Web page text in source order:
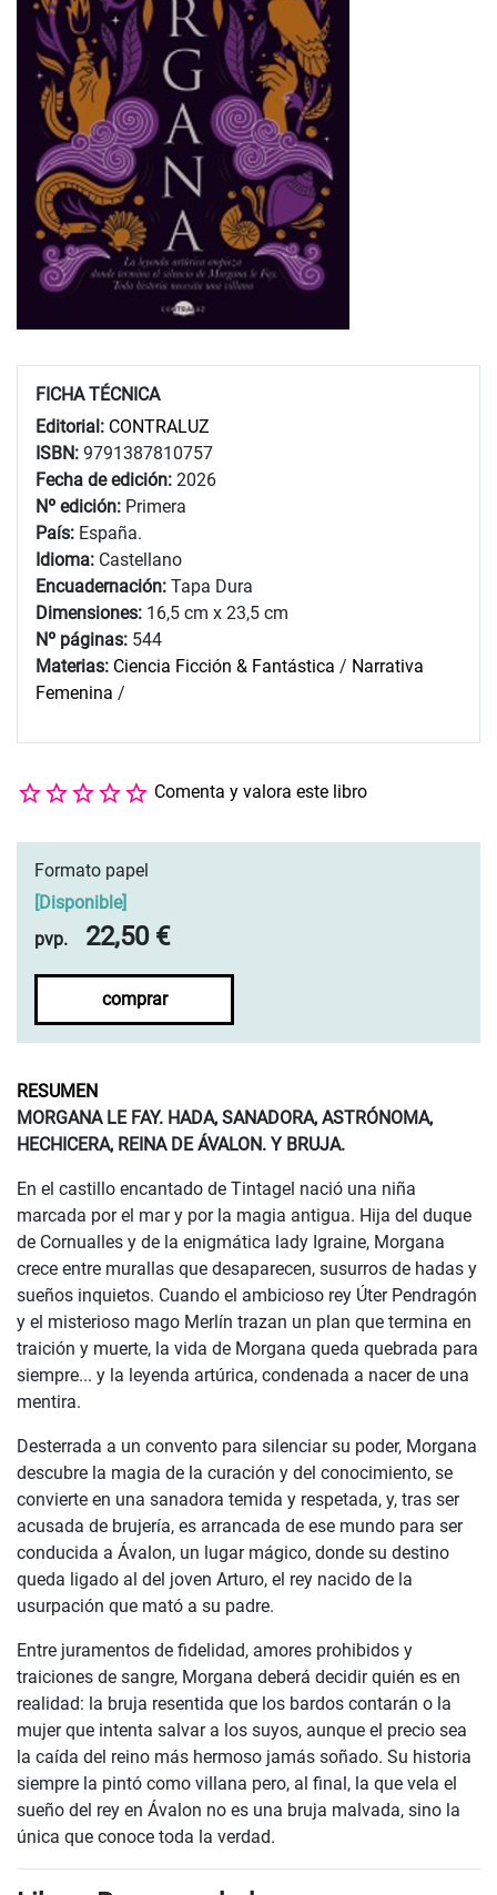
FICHA TÉCNICA
Editorial: CONTRALUZ
ISBN: 9791387810757
Fecha de edición: 2026
Nº edición: Primera
País: España.
Idioma: Castellano
Encuadernación: Tapa Dura
Dimensiones: 16,5 cm x 23,5 cm
Nº páginas: 544
Materias: Ciencia Ficción & Fantástica / Narrativa
Femenina /
Comenta y valora este libro
Formato papel
[Disponible]
pvp.
22,50 €
comprar
RESUMEN
MORGANA LE FAY. HADA, SANADORA, ASTRÓNOMA,
HECHICERA, REINA DE ÁVALON. Y BRUJA.
En el castillo encantado de Tintagel nació una niña
marcada por el mar y por la magia antigua. Hija del duque
de Cornualles y de la enigmática lady Igraine, Morgana
crece entre murallas que desaparecen, susurros de hadas y
sueños inquietos. Cuando el ambicioso rey Úter Pendragón
y el misterioso mago Merlín trazan un plan que termina en
traición y muerte, la vida de Morgana queda quebrada para
siempre... y la leyenda artúrica, condenada a nacer de una
mentira.
Desterrada a un convento para silenciar su poder, Morgana
descubre la magia de la curación y del conocimiento, se
convierte en una sanadora temida y respetada, y, tras ser
acusada de brujería, es arrancada de ese mundo para ser
conducida a Ávalon, un lugar mágico, donde su destino
queda ligado al del joven Arturo, el rey nacido de la
usurpación que mató a su padre.
Entre juramentos de fidelidad, amores prohibidos y
traiciones de sangre, Morgana deberá decidir quién es en
realidad: la bruja resentida que los bardos contarán o la
mujer que intenta salvar a los suyos, aunque el precio sea
la caída del reino más hermoso jamás soñado. Su historia
siempre la pintó como villana pero, al final, la que vela el
sueño del rey en Ávalon no es una bruja malvada, sino la
única que conoce toda la verdad.